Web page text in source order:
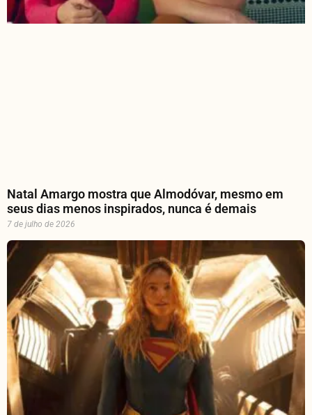
Natal Amargo mostra que Almodóvar, mesmo em
seus dias menos inspirados, nunca é demais
7 de julho de 2026